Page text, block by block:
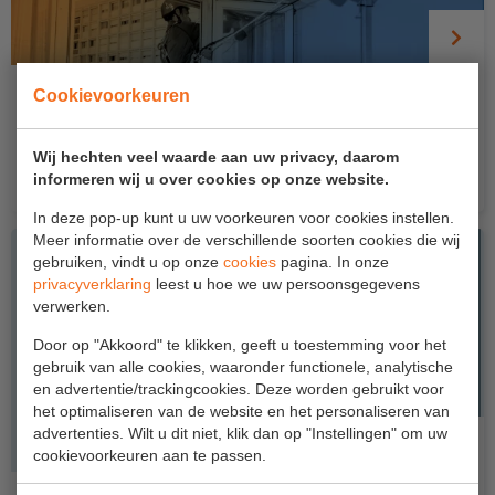
Cookievoorkeuren
Wij hechten veel waarde aan uw privacy, daarom
informeren wij u over cookies op onze website.
In deze pop-up kunt u uw voorkeuren voor cookies instellen.
Meer informatie over de verschillende soorten cookies die wij
gebruiken, vindt u op onze cookies pagina. In onze
privacyverklaring leest u hoe we uw persoonsgegevens
verwerken.
Door op "Akkoord" te klikken, geeft u toestemming voor het
gebruik van alle cookies, waaronder functionele, analytische
en advertentie/trackingcookies. Deze worden gebruikt voor
het optimaliseren van de website en het personaliseren van
advertenties. Wilt u dit niet, klik dan op "Instellingen" om uw
cookievoorkeuren aan te passen.
Project toepassingen
Laagbouw
Hoogbouw
Industrie
Projectvoorbeelden
KEURING
Keuring en Inspectie
Ladders en trappen
Steigers
Valbeveiliging
SYAM tijdelijk ankerpunt Bewust Veilig Dag
2026 aanbieding
Vraag de kortingscode aan en profiteer van meer dan
€500,- korting...